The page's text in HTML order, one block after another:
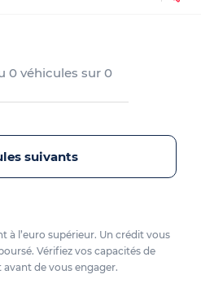
0 véhicules sur 0
suivants
à l’euro supérieur. Un crédit vous
Vérifiez vos capacités de
de vous engager.